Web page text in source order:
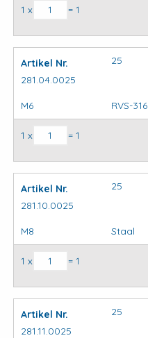
Krambeugels standaard
1 x = 1
Artikel Nr.
281.04.0025
25
M6 RVS-316
Krambeugels standaard
1 x = 1
Artikel Nr.
281.10.0025
25
M8 Staal
Krambeugels standaard
1 x = 1
Artikel Nr.
281.11.0025
25